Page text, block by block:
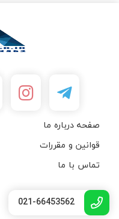
صفحه درباره ما
قوانین و مقررات
تماس با ما
021-66453562